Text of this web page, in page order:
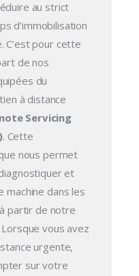
au strict
d’immobilisation
C’est pour cette
de nos
du
à distance
Servicing
. Cette
nous permet
et
machine dans les
partir de notre
vous avez
urgente,
sur votre